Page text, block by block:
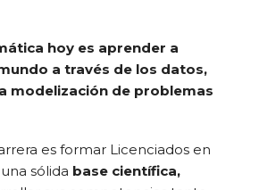
hoy es aprender a
a través de los datos,
modelización de problemas
es formar Licenciados en
sólida base científica,